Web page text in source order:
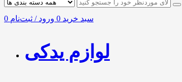
0 سبد خرید 0 ورود / ثبت‌نام
لوازم یدکی